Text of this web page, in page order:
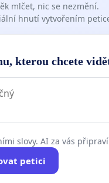
mlčet, nic se nezmění.
hnutí vytvořením
kterou chcete
slovy. AI za vás
petici